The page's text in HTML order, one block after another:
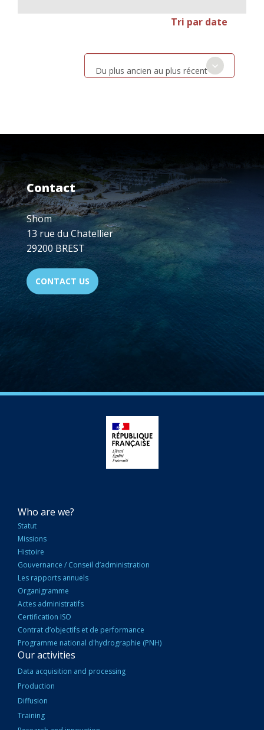
Tri par date
Du plus ancien au plus récent
Contact
Shom
13 rue du Chatellier
29200 BREST
CONTACT US
NAVIGATION
PRINCIPALE
Who are we?
Statut
Missions
Histoire
Gouvernance / Conseil d’administration
Les rapports annuels
Organigramme
Actes administratifs
Certification ISO
Contrat d’objectifs et de performance
Programme national d'hydrographie (PNH)
Our activities
Data acquisition and processing
Production
Diffusion
Training